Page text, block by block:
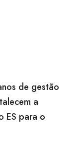
de gestão
a
ES para o